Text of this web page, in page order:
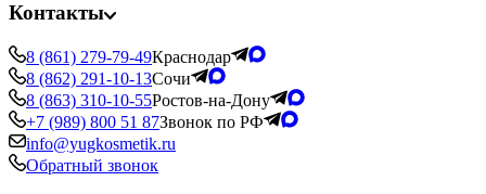
Контакты
8 (861) 279-79-49Краснодар
8 (862) 291-10-13Сочи
8 (863) 310-10-55Ростов-на-Дону
+7 (989) 800 51 87Звонок по РФ
info@yugkosmetik.ru
Обратный звонок